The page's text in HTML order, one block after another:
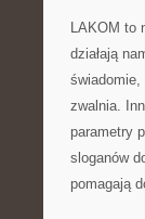
LAKOM to
działają
zwalnia.
parametry
sloganów
pomagają